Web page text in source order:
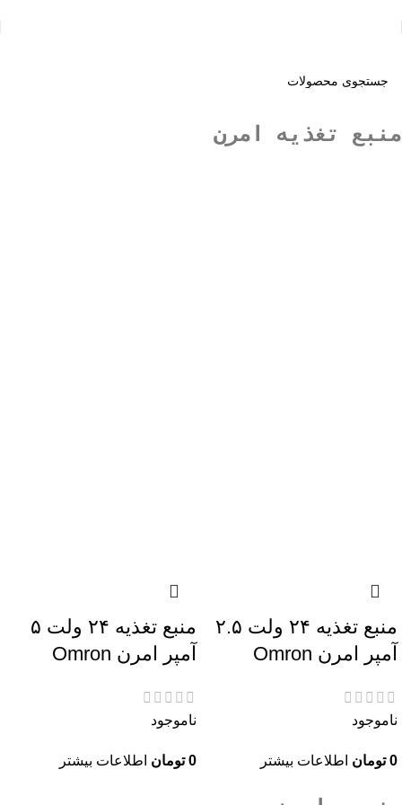
منبع تغذیه امرن
منبع تغذیه ۲۴ ولت ۲.۵
آمپر امرن Omron
ناموجود
0 تومان اطلاعات بیشتر
منبع تغذیه ۲۴ ولت ۵
آمپر امرن Omron
ناموجود
0 تومان اطلاعات بیشتر